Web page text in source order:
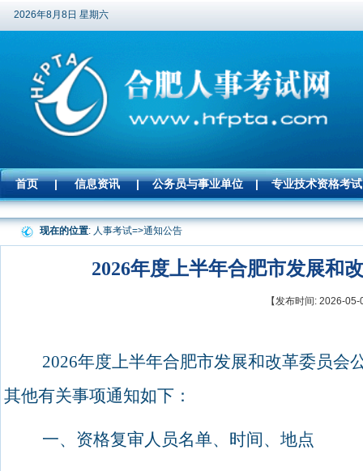
2026年8月8日 星期六
首页 | 信息资讯 | 公务员与事业单位 | 专业技术资格考试
现在的位置: 人事考试=>通知公告
2026年度上半年合肥市发展和
【发布时间: 2026-
2026年度上半年合肥市发展和改革委员会
其他有关事项通知如下：
一、资格复审人员名单、时间、地点